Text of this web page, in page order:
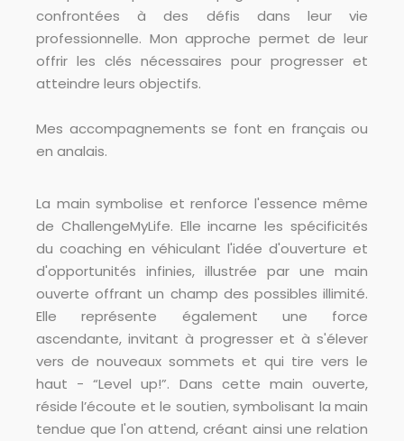
confrontées à des défis dans leur vie
professionnelle. Mon approche permet de leur
offrir les clés nécessaires pour progresser et
atteindre leurs objectifs.
Mes accompagnements se font en français ou
en anglais.
La main symbolise et renforce l'essence même
de ChallengeMyLife. Elle incarne les spécificités
du coaching en véhiculant l'idée d'ouverture et
d'opportunités infinies, illustrée par une main
ouverte offrant un champ des possibles illimité.
Elle représente également une force
ascendante, invitant à progresser et à s'élever
vers de nouveaux sommets et qui tire vers le
haut - “Level up!”. Dans cette main ouverte,
réside l’écoute et le soutien, symbolisant la main
tendue que l'on attend, créant ainsi une relation